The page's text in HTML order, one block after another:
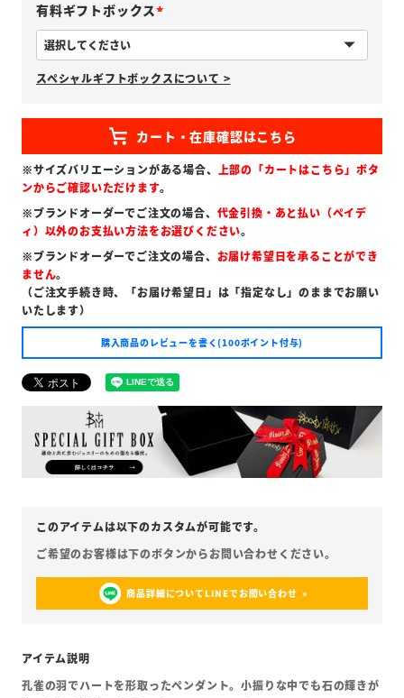
有料ギフトボックス
必
須
)
スペシャルギフトボックスについて >
※サイズバリエーションがある場合、 上部の「カートはこちら」ボタ
ンからご確認いただけます。
※ブランドオーダーでご注文の場合、 代金引換・あと払い（ペイデ
ィ）以外のお支払い方法をお選びください。
※ブランドオーダーでご注文の場合、 お届け希望日を承ることができ
ません。
（ご注文手続き時、「お届け希望日」は「指定なし」のままでお願い
いたします）
購入商品のレビューを書く(100ポイント付与)
商品詳細についてLINEでお問い合わせ
孔雀の羽でハートを形取ったペンダント。小振りな中でも石の輝きが